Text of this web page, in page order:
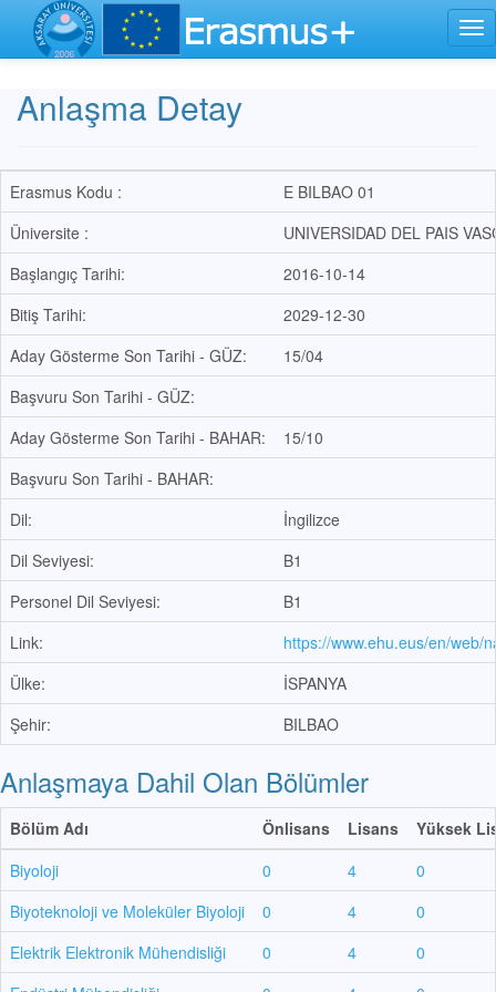
Anlaşma Detay
Erasmus Kodu :
E BILBAO 01
Üniversite :
UNIVERSIDAD DEL PAIS
Başlangıç Tarihi:
2016-10-14
Bitiş Tarihi:
2029-12-30
Aday Gösterme Son Tarihi - GÜZ:
15/04
Başvuru Son Tarihi - GÜZ:
Aday Gösterme Son Tarihi - BAHAR:
15/10
Başvuru Son Tarihi - BAHAR:
Dil:
İngilizce
Dil Seviyesi:
B1
Personel Dil Seviyesi:
B1
Link:
https://www.ehu.eus/en/web/
Ülke:
İSPANYA
Şehir:
BILBAO
Anlaşmaya Dahil Olan Bölümler
Bölüm Adı Önlisans Lisans
Yüksek
Biyoloji
0 4
0
Biyoteknoloji ve Moleküler Biyoloji
0 4
0
Elektrik Elektronik Mühendisliği
0 4
0